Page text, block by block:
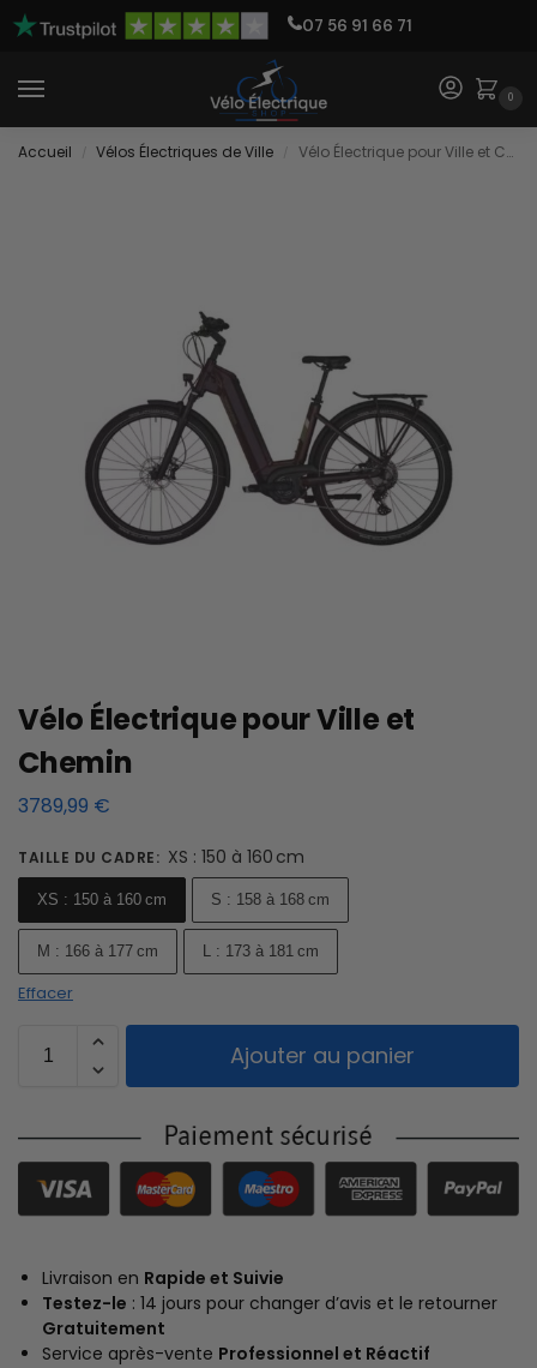
07 56 91 66 71
0
Accueil Vélos Électriques de Ville Vélo Électrique pour Ville et Chemin
Vélo Électrique pour Ville et
Chemin
3789,99 €
TAILLE DU CADRE: XS : 150 à 160 cm
XS : 150 à 160 cm S : 158 à 168 cm
M : 166 à 177 cm L : 173 à 181 cm
Effacer
Ajouter au panier
Livraison en Rapide et Suivie
Testez-le : 14 jours pour changer d’avis et le retourner
Gratuitement
Service après-vente Professionnel et Réactif